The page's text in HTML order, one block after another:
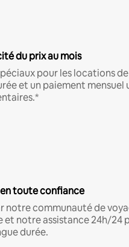
du prix au mois
pour les locations
et un paiement mensuel
en toute confiance
notre communauté de
et notre assistance 24h/24
durée.